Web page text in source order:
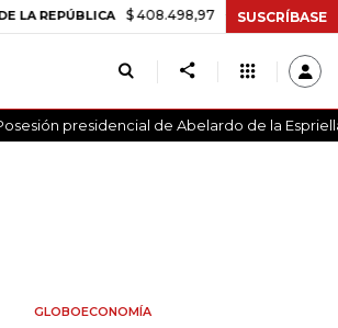
$ 408.498,97 +$ 8.753,81 +2,19%
SUSCRÍBASE
presidencial de Abelardo de la
GLOBOECONOMÍA